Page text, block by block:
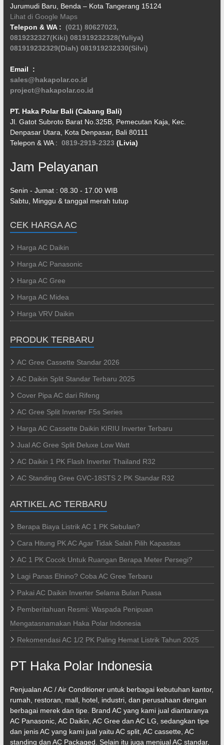
Jurumudi Baru, Benda – Kota Tangerang 15124
Lihat di Google Maps
Telepon & WA : (021) 80627023,
0819232327(Kiki) 081919232328(Yuliya)
081919232329(Diah) 081919232330(Silvi)
Email :
sales@hakapolar.co.id
project@hakapolar.co.id
PT. Haka Polar Bali (Cabang Bali)
Jl. Gatot Subroto Barat No.325B, Pemecutan Kaja, Kec.
Denpasar Utara, Kota Denpasar, Bali 80111
Telepon & WA : 0819-2919-2323 (Livia)
Jam Pelayanan
Senin - Jumat : 08.30 - 17.00 WIB
Sabtu, Minggu & tanggal merah tutup
CEK HARGA AC
Harga AC Daikin
Harga AC Panasonic
Harga AC Gree
Harga AC Midea
Harga VRV Daikin
PRODUK TERBARU
AC Gree Cassette Standar 2026
AC Daikin Split Standar Terbaru 2025
Cover Pipa AC dari Rifeng
AC Gree Split Inverter F5s Series
Harga AC Cassette Daikin KIRIU Inverter Terbaru
Jual AC Gree Split Deluxe Low Watt
AC Daikin 1 PK Flash Inverter Thailand R32
AC Standing Gree GVC-18STS 2 PK Standar R32
ARTIKEL AC TERBARU
Berapa Biaya Listrik AC 1 PK Sebulan?
Cara Hitung PK AC Agar Tidak Salah Pilih Kapasitas
AC 1 PK Cocok Untuk Ruangan Berapa Meter Persegi?
Lagi Panas Elnino? Coba AC Gree Terbaru
Pakai AC Daikin Inverter Selama Bulan Puasa
Pemberitahuan Resmi: Waspada Penipuan
Mengatasnamakan Haka Polar Indonesia
Rekomendasi AC 1/2 PK Paling Hemat Listrik Tahun 2025
PT Haka Polar Indonesia
Penjualan AC / Air Conditioner untuk berbagai kebutuhan kantor,
rumah, restoran, mall, hotel, industri, dan perusahaan dengan
berbagai merek dan tipe. Brand AC yang kami jual diantaranya
AC Panasonic, AC Daikin, AC Gree dan AC LG, sedangkan tipe
dan jenis AC yang kami jual yaitu AC split, AC cassette, AC
standing dan AC Packaged. Selain itu juga menjual AC standar,